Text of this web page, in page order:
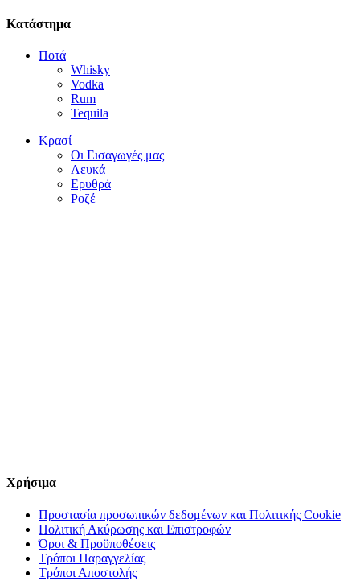
Κατάστημα
Ποτά
Whisky
Vodka
Rum
Tequila
Κρασί
Οι Εισαγωγές μας
Λευκά
Ερυθρά
Ροζέ
Χρήσιμα
Προστασία προσωπικών δεδομένων και Πολιτικής Cookie
Πολιτική Ακύρωσης και Επιστροφών
Όροι & Προϋποθέσεις
Τρόποι Παραγγελίας
Τρόποι Αποστολής